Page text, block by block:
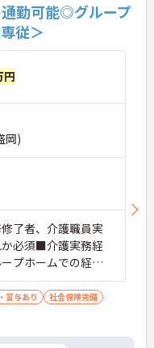
通勤可能◎グループ
従＞
円
岡)
了者、介護職員実
必須■介護実務経
プホームでの経験
トフォンでのデー
賞与あり
社会保険完備